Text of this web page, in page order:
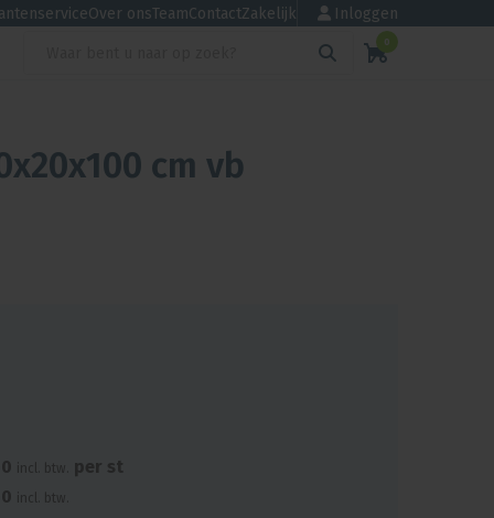
Over onsTeamContactZakelijk Inloggen
0
cm vb
incl. btw.
per st
incl. btw.